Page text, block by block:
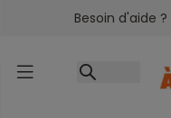
Accéder au contenu
Besoin d'aide